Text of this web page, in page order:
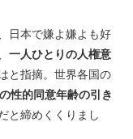
日本で嫌よ嫌よも好
一人ひとりの人権意
と指摘。世界各国の
性的同意年齢の引き
と締めくくりまし